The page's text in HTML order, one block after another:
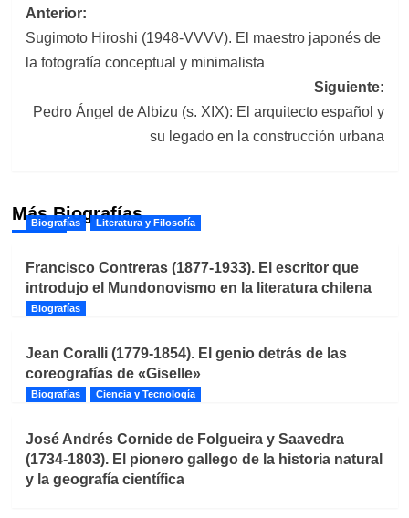
Navegación
de
entradas
Anterior:
Sugimoto Hiroshi (1948-VVVV). El maestro japonés de
la fotografía conceptual y minimalista
Siguiente:
Pedro Ángel de Albizu (s. XIX): El arquitecto español y
su legado en la construcción urbana
Más Biografías
Biografías Literatura y Filosofía
Francisco Contreras (1877-1933). El escritor que
introdujo el Mundonovismo en la literatura chilena
Biografías
Jean Coralli (1779-1854). El genio detrás de las
coreografías de «Giselle»
Biografías Ciencia y Tecnología
José Andrés Cornide de Folgueira y Saavedra
(1734-1803). El pionero gallego de la historia natural
y la geografía científica